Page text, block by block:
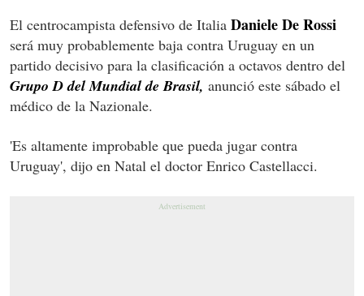
El centrocampista defensivo de Italia Daniele De Rossi
será muy probablemente baja contra Uruguay en un
partido decisivo para la clasificación a octavos dentro del
Grupo D del Mundial de Brasil, anunció este sábado el
médico de la Nazionale.
'Es altamente improbable que pueda jugar contra
Uruguay', dijo en Natal el doctor Enrico Castellacci.